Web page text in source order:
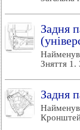
Задня
Зняття 1.
Задня